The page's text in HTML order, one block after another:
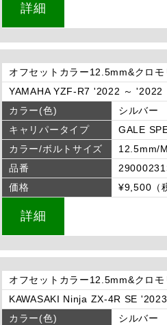
詳細
オフセットカラー12.5mm&クロ
YAMAHA YZF-R7 '2022 ～ '2022
カラー(色)
シルバー
キャリパータイプ
GALE
カラー/ボルトサイズ
12.5mm/
品番
価格
¥9,500（
詳細
オフセットカラー12.5mm&クロ
KAWASAKI Ninja ZX-4R SE
カラー(色)
シルバー